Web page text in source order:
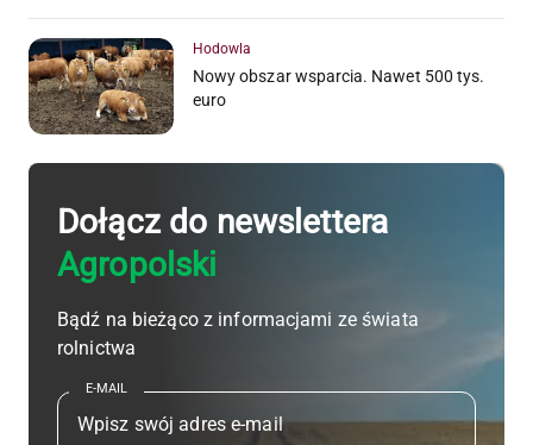
Hodowla
Nowy obszar wsparcia. Nawet 500 tys.
euro
Dołącz do newslettera
Agropolski
Bądź na bieżąco z informacjami ze świata
rolnictwa
E-MAIL